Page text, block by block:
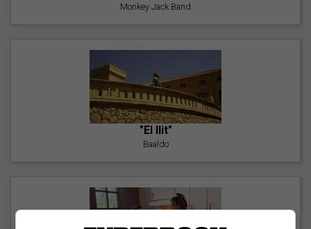
Monkey Jack Band
"El llit"
Baaldo